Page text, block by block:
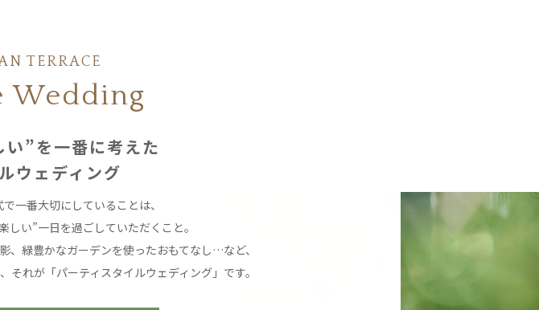
TERRACE
Wedding
”を一番に考えた
ウェディング
で一番大切にしていることは、
しい”一日を過ごしていただくこと。
、 緑豊かなガーデンを使ったおもてなし…など、
それが「パーティスタイルウェディング」です。